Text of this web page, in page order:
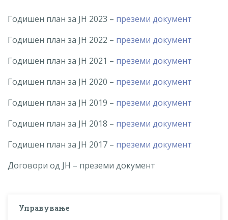
Годишен план за ЈН 2023 – преземи документ
Годишен план за ЈН 2022 – преземи документ
Годишен план за ЈН 2021 – преземи документ
Годишен план за ЈН 2020 – преземи документ
Годишен план за ЈН 2019 – преземи документ
Годишен план за ЈН 2018 – преземи документ
Годишен план за ЈН 2017 – преземи документ
Договори од ЈН – преземи документ
Управување